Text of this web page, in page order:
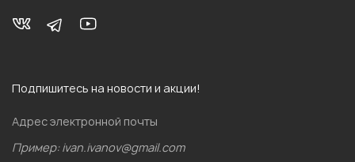
Подпишитесь на новости и акции!
Адрес электронной почты